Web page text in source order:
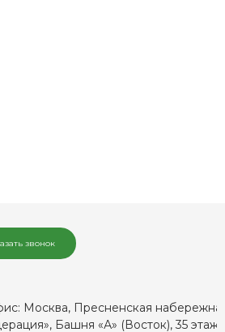
звонок
Москва, Пресненская
Башня «А» (Восток), 35 этаж,